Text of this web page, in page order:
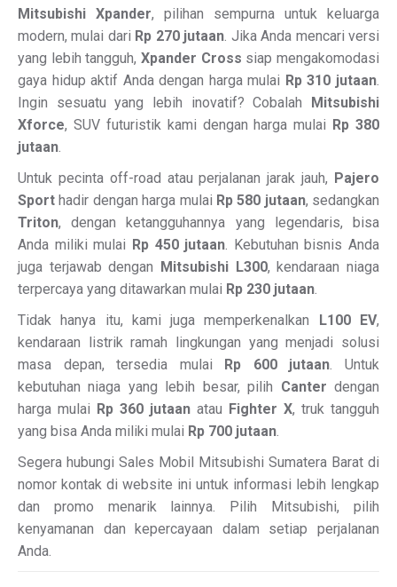
Mitsubishi Xpander, pilihan sempurna untuk keluarga
modern, mulai dari Rp 270 jutaan. Jika Anda mencari versi
yang lebih tangguh, Xpander Cross siap mengakomodasi
gaya hidup aktif Anda dengan harga mulai Rp 310 jutaan.
Ingin sesuatu yang lebih inovatif? Cobalah Mitsubishi
Xforce, SUV futuristik kami dengan harga mulai Rp 380
jutaan.
Untuk pecinta off-road atau perjalanan jarak jauh, Pajero
Sport hadir dengan harga mulai Rp 580 jutaan, sedangkan
Triton, dengan ketangguhannya yang legendaris, bisa
Anda miliki mulai Rp 450 jutaan. Kebutuhan bisnis Anda
juga terjawab dengan Mitsubishi L300, kendaraan niaga
terpercaya yang ditawarkan mulai Rp 230 jutaan.
Tidak hanya itu, kami juga memperkenalkan L100 EV,
kendaraan listrik ramah lingkungan yang menjadi solusi
masa depan, tersedia mulai Rp 600 jutaan. Untuk
kebutuhan niaga yang lebih besar, pilih Canter dengan
harga mulai Rp 360 jutaan atau Fighter X, truk tangguh
yang bisa Anda miliki mulai Rp 700 jutaan.
Segera hubungi Sales Mobil Mitsubishi Sumatera Barat di
nomor kontak di website ini untuk informasi lebih lengkap
dan promo menarik lainnya. Pilih Mitsubishi, pilih
kenyamanan dan kepercayaan dalam setiap perjalanan
Anda.